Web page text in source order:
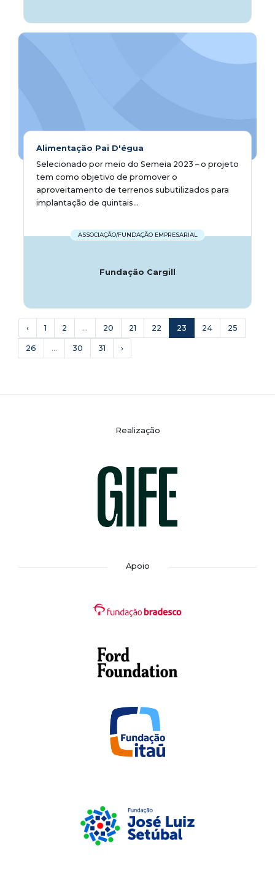
Alimentação Pai D'égua
Selecionado por meio do Semeia 2023 – o projeto
tem como objetivo de promover o
aproveitamento de terrenos subutilizados para
implantação de quintais...
ASSOCIAÇÃO/FUNDAÇÃO EMPRESARIAL
Fundação Cargill
‹ 1 2 ... 20 21 22 23 24 25
26 ... 30 31 ›
Realização
Apoio